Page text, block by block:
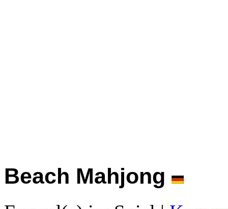
Beach Mahjong